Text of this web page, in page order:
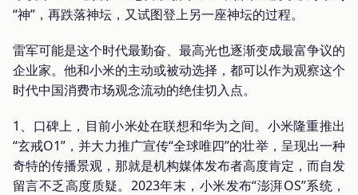
“神”，再跌落神坛，又试图登上另一座神坛的过程。
雷军可能是这个时代最勤奋、最高光也逐渐变成最富争议的
企业家。他和小米的主动或被动选择，都可以作为观察这个
时代中国消费市场观念流动的绝佳切入点。
1、口碑上，目前小米处在联想和华为之间。小米隆重推出
“玄戒O1”，并大力推广宣传“全球唯四”的壮举，呈现出一种
奇特的传播景观，那就是机构媒体发布者高度肯定，而自发
留言不乏高度质疑。2023年末，小米发布“澎湃OS”系统，